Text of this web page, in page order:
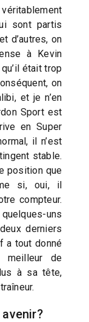
sont partis
d’autres, on
à Kevin
était trop
on
et je n’en
Sport est
en Super
il n’est
stable.
position que
si, oui, il
compteur.
uns
derniers
a tout donné
de
à sa tête,